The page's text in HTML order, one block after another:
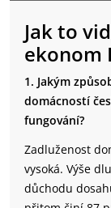
Jak to
ekonom
1. Jakým
domácností
fungování?
Zadluženost
vysoká. Výše
důchodu